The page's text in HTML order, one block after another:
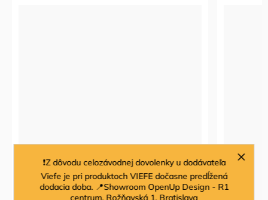
❗Z dôvodu celozávodnej dovolenky u dodávateľa
Viefe je pri produktoch VIEFE dočasne predĺžená
dodacia doba. 📍Showroom OpenUp Design - R1
centrum, Rožňavská 1, Bratislava